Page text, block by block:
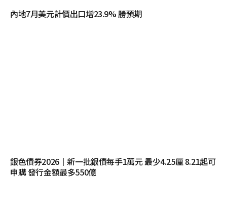
內地7月美元計價出口增23.9% 勝預期
銀色債券2026｜新一批銀債每手1萬元 最少4.25厘 8.21起可
申購 發行金額最多550億